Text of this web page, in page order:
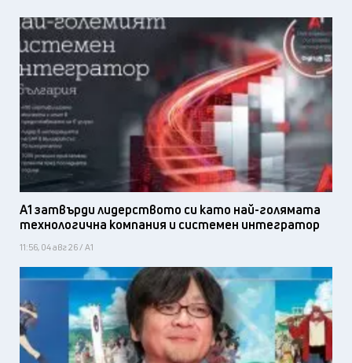
А1 затвърди лидерството си като най-голямата
технологична компания и системен интегратор
11:56, 04 авг 26 / А1